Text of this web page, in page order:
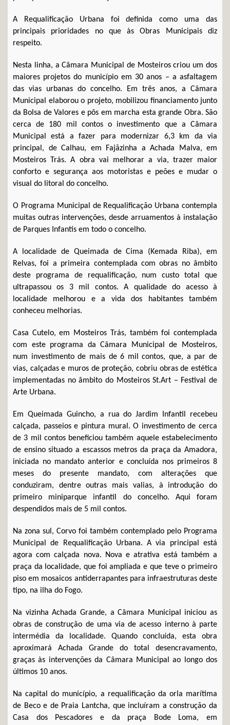
A Requalificação Urbana foi definida como uma das
principais prioridades no que às Obras Municipais diz
respeito.
Nesta linha, a Câmara Municipal de Mosteiros criou um dos
maiores projetos do município em 30 anos – a asfaltagem
das vias urbanas do concelho. Em três anos, a Câmara
Municipal elaborou o projeto, mobilizou financiamento junto
da Bolsa de Valores e pôs em marcha esta grande Obra. São
cerca de 180 mil contos o investimento que a Câmara
Municipal está a fazer para modernizar 6,3 km da via
principal, de Calhau, em Fajãzinha a Achada Malva, em
Mosteiros Trás. A obra vai melhorar a via, trazer maior
conforto e segurança aos motoristas e peões e mudar o
visual do litoral do concelho.
O Programa Municipal de Requalificação Urbana contempla
muitas outras intervenções, desde arruamentos à instalação
de Parques Infantis em todo o concelho.
A localidade de Queimada de Cima (Kemada Riba), em
Relvas, foi a primeira contemplada com obras no âmbito
deste programa de requalificação, num custo total que
ultrapassou os 3 mil contos. A qualidade do acesso à
localidade melhorou e a vida dos habitantes também
conheceu melhorias.
Casa Cutelo, em Mosteiros Trás, também foi contemplada
com este programa da Câmara Municipal de Mosteiros,
num investimento de mais de 6 mil contos, que, a par de
vias, calçadas e muros de proteção, cobriu obras de estética
implementadas no âmbito do Mosteiros St.Art – Festival de
Arte Urbana.
Em Queimada Guincho, a rua do Jardim Infantil recebeu
calçada, passeios e pintura mural. O investimento de cerca
de 3 mil contos beneficiou também aquele estabelecimento
de ensino situado a escassos metros da praça da Amadora,
iniciada no mandato anterior e concluída nos primeiros 8
meses do presente mandato, com alterações que
conduziram, dentre outras mais valias, à introdução do
primeiro miniparque infantil do concelho. Aqui foram
despendidos mais de 5 mil contos.
Na zona sul, Corvo foi também contemplado pelo Programa
Municipal de Requalificação Urbana. A via principal está
agora com calçada nova. Nova e atrativa está também a
praça da localidade, que foi ampliada e que teve o primeiro
piso em mosaicos antiderrapantes para infraestruturas deste
tipo, na ilha do Fogo.
Na vizinha Achada Grande, a Câmara Municipal iniciou as
obras de construção de uma via de acesso interno à parte
intermédia da localidade. Quando concluída, esta obra
aproximará Achada Grande do total desencravamento,
graças às intervenções da Câmara Municipal ao longo dos
últimos 10 anos.
Na capital do município, a requalificação da orla marítima
de Beco e de Praia Lantcha, que incluíram a construção da
Casa dos Pescadores e da praça Bode Loma, em